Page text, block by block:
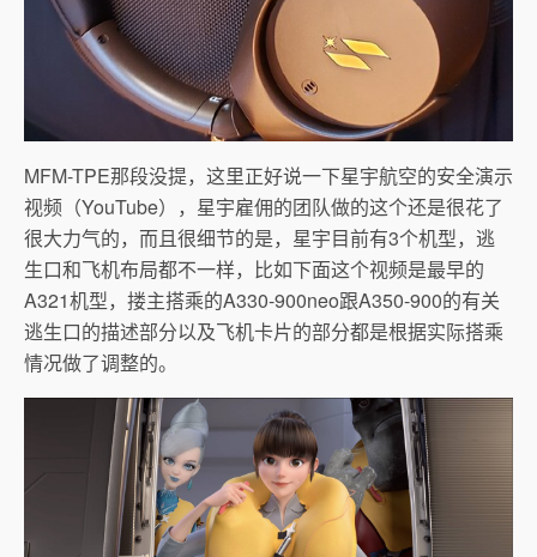
MFM-TPE那段没提，这里正好说一下星宇航空的安全演示
视频（YouTube），星宇雇佣的团队做的这个还是很花了
很大力气的，而且很细节的是，星宇目前有3个机型，逃
生口和飞机布局都不一样，比如下面这个视频是最早的
A321机型，搂主搭乘的A330-900neo跟A350-900的有关
逃生口的描述部分以及飞机卡片的部分都是根据实际搭乘
情况做了调整的。